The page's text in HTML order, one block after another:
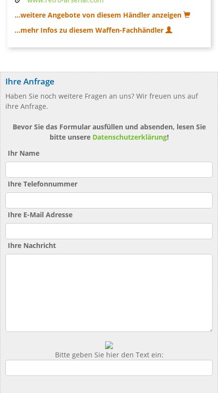
...weitere Angebote von diesem Händler anzeigen
...mehr Infos zu diesem Waffen-Fachhändler
Ihre Anfrage
Haben Sie noch weitere Fragen an uns? Wir freuen uns auf
ihre Anfrage.
Bevor Sie das Formular ausfüllen und absenden, lesen Sie
bitte unsere Datenschutzerklärung!
Ihr Name
Ihre Telefonnummer
Ihre E-Mail Adresse
Ihre Nachricht
Bitte geben Sie hier den Text ein: